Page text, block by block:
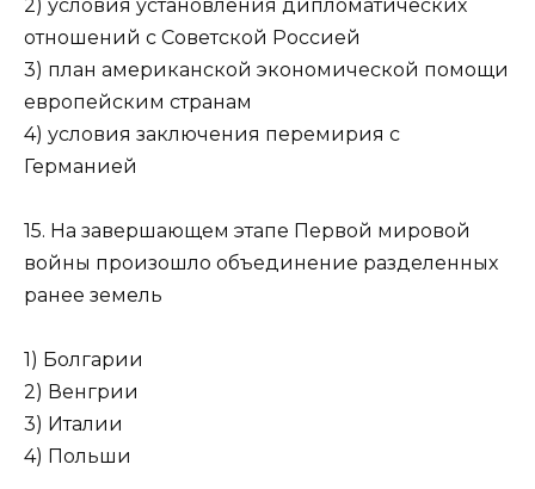
2) условия установления дипломатических
отношений с Советской Россией
3) план американской экономической помощи
европейским странам
4) условия заключения перемирия с
Германией
15. На завершающем этапе Первой мировой
войны произошло объединение разделенных
ранее земель
1) Болгарии
2) Венгрии
3) Италии
4) Польши